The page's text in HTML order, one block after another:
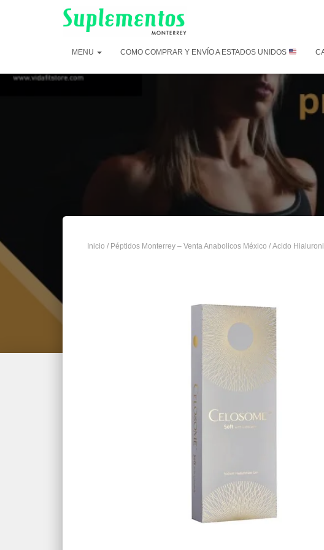
MENU COMO COMPRAR Y ENVÍO A ESTADOS UNIDOS
Inicio / Péptidos Monterrey – Venta Anabolicos México / Acido